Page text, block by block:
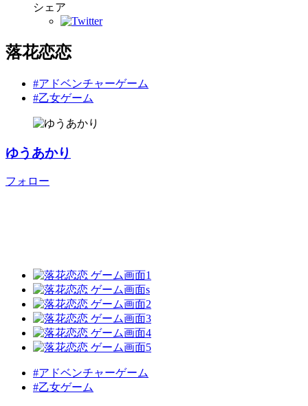
シェア
落花恋恋
#アドベンチャーゲーム
#乙女ゲーム
ゆうあかり
フォロー
#アドベンチャーゲーム
#乙女ゲーム